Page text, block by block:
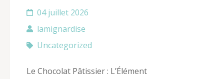
04 juillet 2026
lamignardise
Uncategorized
Le Chocolat Pâtissier : L’Élément